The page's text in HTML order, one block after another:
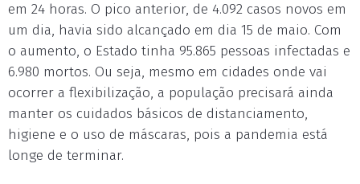
em 24 horas. O pico anterior, de 4.092 casos novos em
um dia, havia sido alcançado em dia 15 de maio. Com
o aumento, o Estado tinha 95.865 pessoas infectadas e
6.980 mortos. Ou seja, mesmo em cidades onde vai
ocorrer a flexibilização, a população precisará ainda
manter os cuidados básicos de distanciamento,
higiene e o uso de máscaras, pois a pandemia está
longe de terminar.